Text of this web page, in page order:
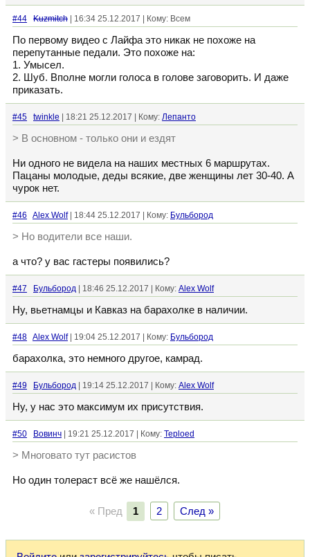
#44 Kuzmitch | 16:34 25.12.2017 | Кому: Всем
По первому видео с Лайфа это никак не похоже на
перепутанные педали. Это похоже на:
1. Умысел.
2. Шуб. Вполне могли голоса в голове заговорить. И даже
приказать.
#45 twinkle | 18:21 25.12.2017 | Кому: Лепанто
> В основном - только они и ездят
Ни одного не видела на наших местных 6 маршрутах.
Пацаны молодые, деды всякие, две женщины лет 30-40. А
чурок нет.
#46 Alex Wolf| 18:44 25.12.2017 | Кому: Бульбород
> Но водители все наши.
а что? у вас гастеры появились?
#47 Бульбород | 18:46 25.12.2017 | Кому: Alex Wolf
Ну, вьетнамцы и Кавказ на барахолке в наличии.
#48 Alex Wolf| 19:04 25.12.2017 | Кому: Бульбород
барахолка, это немного другое, камрад.
#49 Бульбород | 19:14 25.12.2017 | Кому: Alex Wolf
Ну, у нас это максимум их присутствия.
#50 Вовинч | 19:21 25.12.2017 | Кому: Teploed
> Многовато тут расистов
Но один толераст всё же нашёлся.
« Пред 1 2 След »